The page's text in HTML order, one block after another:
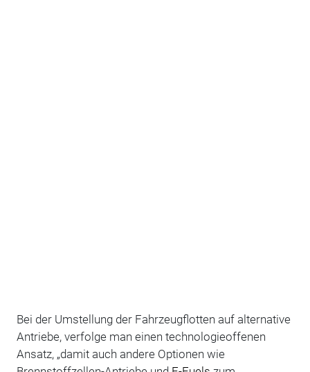
Bei der Umstellung der Fahrzeugflotten auf alternative
Antriebe, verfolge man einen technologieoffenen
Ansatz, „damit auch andere Optionen wie